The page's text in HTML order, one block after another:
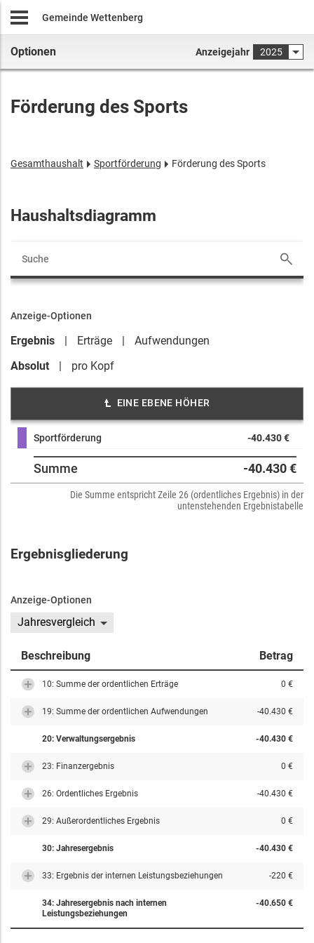
Gemeinde Wettenberg
Optionen Anzeigejahr 2025
Förderung des Sports
Gesamthaushalt Sportförderung Förderung des Sports
Haushaltsdiagramm
Anzeige-Optionen
Ergebnis Erträge
Aufwendungen
Absolut
pro Kopf
EINE EBENE HÖHER
Sportförderung -40.430 €
Summe -40.430 €
Die Summe entspricht Zeile 26 (ordentliches Ergebnis) in der
untenstehenden Ergebnistabelle
Ergebnisgliederung
Anzeige-Optionen
Jahresvergleich
Beschreibung Betrag
10: Summe der ordentlichen Erträge 0 €
19: Summe der ordentlichen Aufwendungen -40.430 €
20: Verwaltungsergebnis -40.430 €
23: Finanzergebnis 0 €
26: Ordentliches Ergebnis -40.430 €
29: Außerordentliches Ergebnis 0 €
30: Jahresergebnis -40.430 €
33: Ergebnis der internen Leistungsbeziehungen -220 €
34: Jahresergebnis nach internen
Leistungsbeziehungen
-40.650 €